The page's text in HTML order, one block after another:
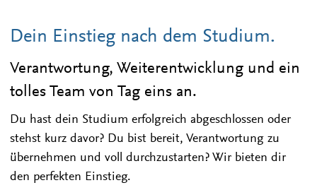
Dein Einstieg nach dem Studium.
Verantwortung, Weiterentwicklung und ein
tolles Team von Tag eins an.
Du hast dein Studium erfolgreich abgeschlossen oder
stehst kurz davor? Du bist bereit, Verantwortung zu
übernehmen und voll durchzustarten? Wir bieten dir
den perfekten Einstieg.